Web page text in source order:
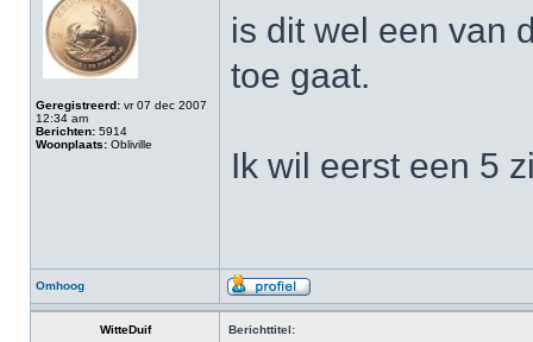
Geregistreerd: vr 07 dec 2007
12:34 am
Berichten: 5914
Woonplaats: Obliville
is dit wel een van
toe gaat.
Ik wil eerst een 5
Omhoog
WitteDuif Berichttitel: